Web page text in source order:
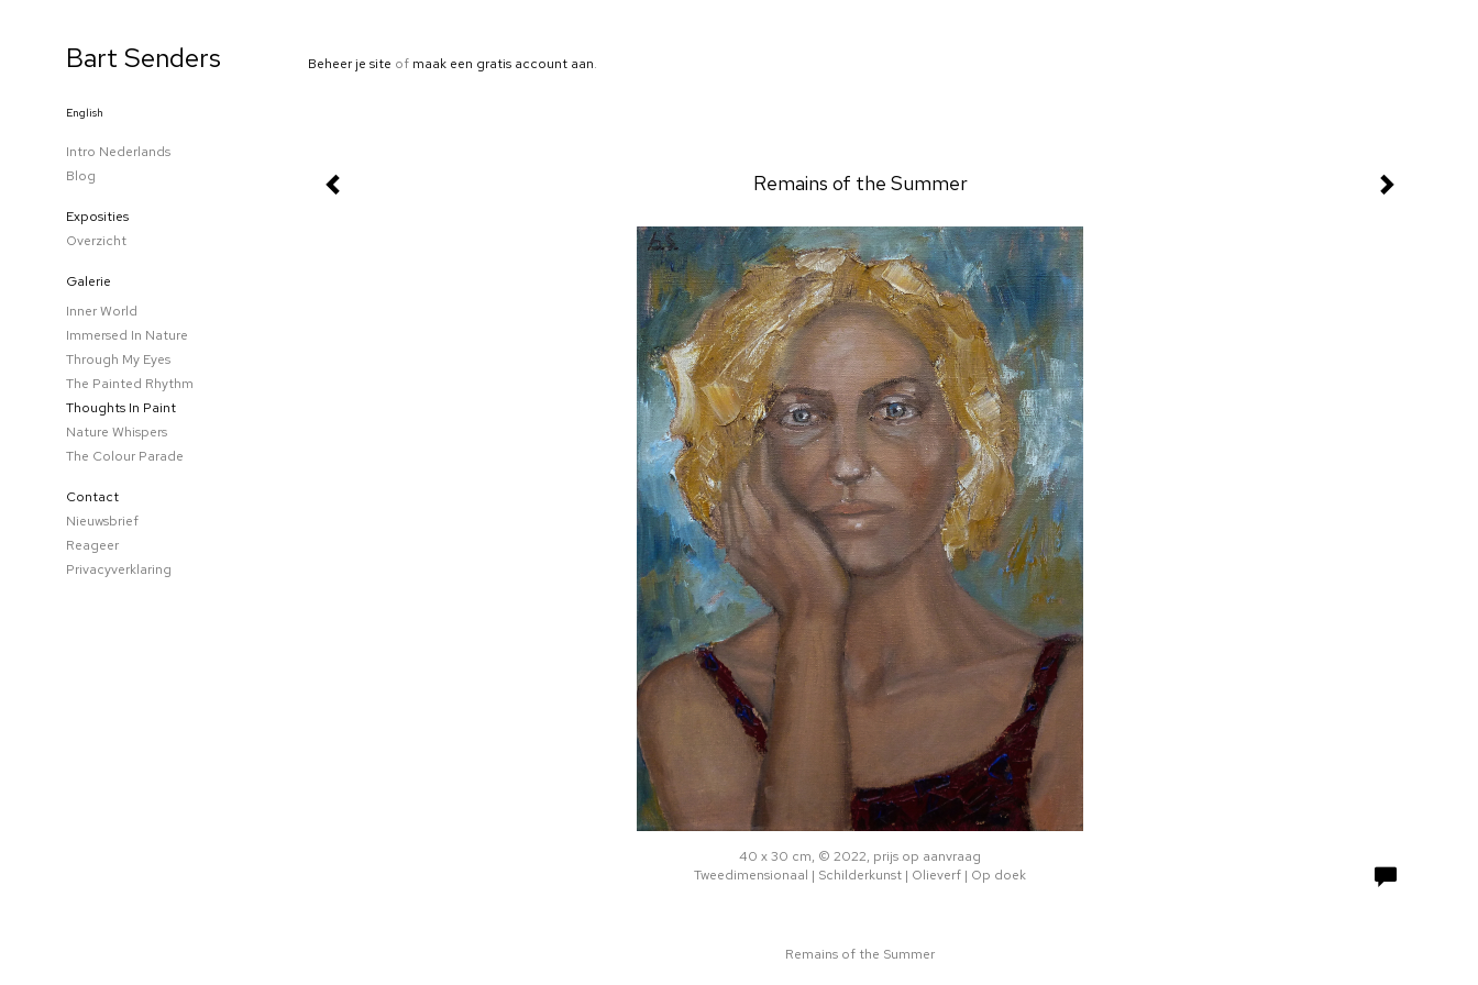
Beheer je site of maak een gratis account aan.
Remains of the Summer
40 x 30 cm, © 2022, prijs op aanvraag
Tweedimensionaal | Schilderkunst | Olieverf | Op doek
Remains of the Summer
Bart Senders
English
Intro Nederlands
Blog
Exposities
Overzicht
Galerie
Inner World
Immersed In Nature
Through My Eyes
The Painted Rhythm
Thoughts In Paint
Nature Whispers
The Colour Parade
Contact
Nieuwsbrief
Reageer
Privacyverklaring